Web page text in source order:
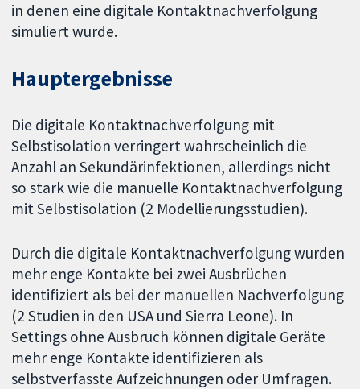
in denen eine digitale Kontaktnachverfolgung
simuliert wurde.
Hauptergebnisse
Die digitale Kontaktnachverfolgung mit
Selbstisolation verringert wahrscheinlich die
Anzahl an Sekundärinfektionen, allerdings nicht
so stark wie die manuelle Kontaktnachverfolgung
mit Selbstisolation (2 Modellierungsstudien).
Durch die digitale Kontaktnachverfolgung wurden
mehr enge Kontakte bei zwei Ausbrüchen
identifiziert als bei der manuellen Nachverfolgung
(2 Studien in den USA und Sierra Leone). In
Settings ohne Ausbruch können digitale Geräte
mehr enge Kontakte identifizieren als
selbstverfasste Aufzeichnungen oder Umfragen.